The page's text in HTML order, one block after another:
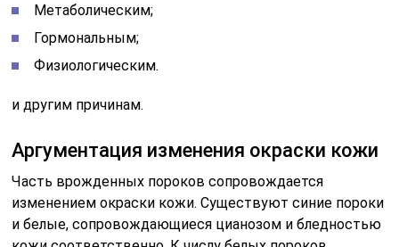
Метаболическим;
Гормональным;
Физиологическим.
и другим причинам.
Аргументация изменения окраски кожи
Часть врожденных пороков сопровождается
изменением окраски кожи. Существуют синие пороки
и белые, сопровождающиеся цианозом и бледностью